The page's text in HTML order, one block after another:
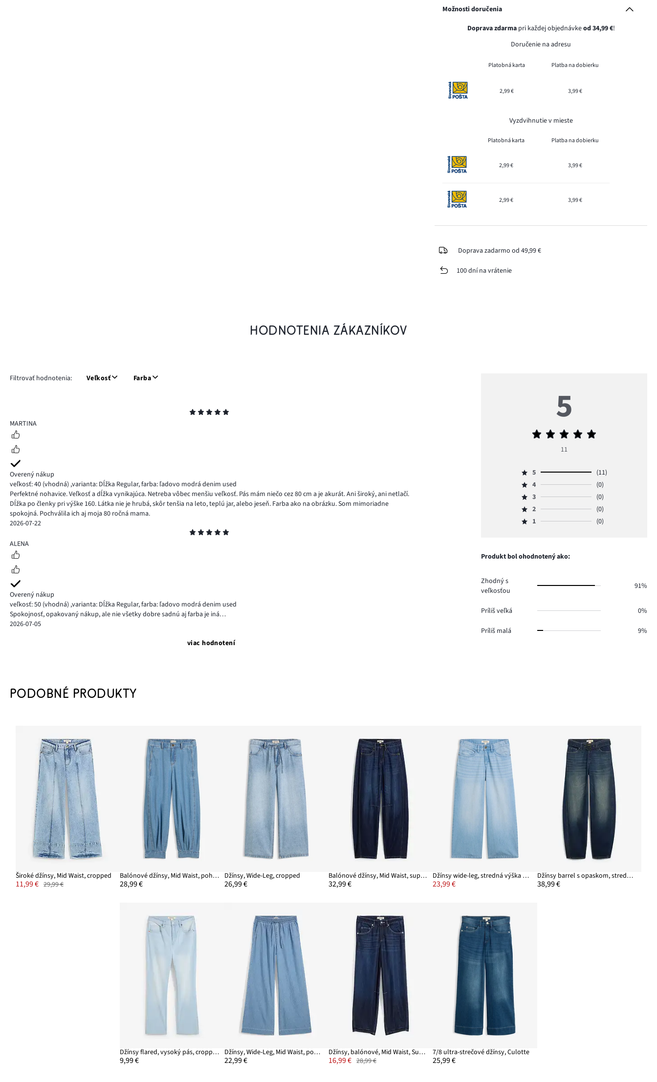
Možnosti doručenia
Doprava zdarmapri každej objednávkeod 34,99 €!
Doručenie na adresu
Platobná karta Platba na dobierku
2,99 € 3,99 €
Vyzdvihnutie v mieste
Platobná karta Platba na dobierku
2,99 € 3,99 €
2,99 € 3,99 €
Doprava zadarmo od 49,99 €
100 dní na vrátenie
HODNOTENIA ZÁKAZNÍKOV
Filtrovať hodnotenia: Veľkosť Farba
5
MARTINA
Overený nákup
veľkosť: 40 (vhodná) ,varianta: Dĺžka Regular,farba: ľadovo modrá denim used
Perfektné nohavice. Veľkosť a dĺžka vynikajúca. Netreba vôbec menšiu veľkosť. Pás mám niečo cez 80 cm a je akurát. Ani široký, ani netlačí.
Dĺžka po členky pri výške 160. Látka nie je hrubá, skôr tenšia na leto, teplú jar, alebo jeseň. Farba ako na obrázku. Som mimoriadne
spokojná. Pochválila ich aj moja 80 ročná mama.
2026-07-22
5
ALENA
Overený nákup
veľkosť: 50 (vhodná) ,varianta: Dĺžka Regular,farba: ľadovo modrá denim used
Spokojnosť, opakovaný nákup, ale nie všetky dobre sadnú aj farba je iná…
2026-07-05
viac hodnotení
5
Priemerné
5
11
Hodnotenie
5,
počet
hlasov
5
(11)
Hodnotenie
4,
počet
hlasov
4
(0)
Hodnotenie
3,
počet
3
(0)
Hodnotenie
2,
0.
2
(0)
Hodnotenie
hlasov
1 (0)
Produkt bol ohodnotený ako:
Zhodný s
veľkosťou
91%
Príliš veľká 0%
Príliš malá 9%
PODOBNÉ PRODUKTY
Široké džínsy, Mid Waist, cropped
11,99 € 29,99 €
Balónové džínsy, Mid Waist, pohodlný pás
28,99 €
Džínsy, Wide-Leg, cropped
26,99 €
Balónové džínsy, Mid Waist, super soft
32,99 €
Džínsy wide-leg, stredná výška pásu
23,99 €
Džínsy barrel s opaskom, stredná výška pásu
38,99 €
Džínsy flared, vysoký pás, cropped
9,99 €
Džínsy, Wide-Leg, Mid Waist, pohodlný pás
22,99 €
Džínsy, balónové, Mid Waist, Super Soft cropped
16,99 € 28,99 €
7/8 ultra-strečové džínsy, Culotte
25,99 €